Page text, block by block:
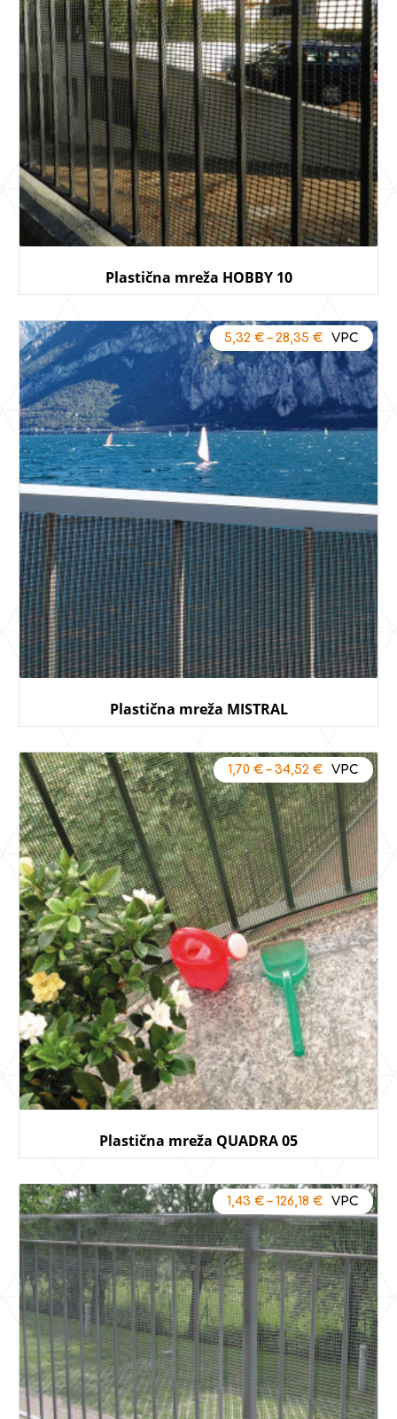
Plastična mreža HOBBY 10
Plastična mreža MISTRAL
5,32 €– 28,35 €
Plastična mreža QUADRA 05
1,70 €– 34,52 €
1,43 €– 126,18 €